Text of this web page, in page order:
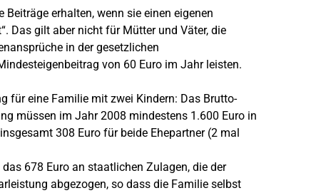
erhalten, wenn sie einen eigenen
Das gilt aber nicht für Mütter und Väter, die
in der gesetzlichen
von 60 Euro im Jahr leisten.
für eine Familie mit zwei Kindern: Das Brutto-
müssen im Jahr 2008 mindestens 1.600 Euro in
308 Euro für beide Ehepartner (2 mal
678 Euro an staatlichen Zulagen, die der
abgezogen, so dass die Familie selbst